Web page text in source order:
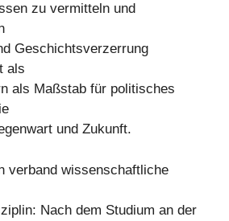
zu vermitteln und
Geschichtsverzerrung
als
als Maßstab für politisches
und Zukunft.
verband wissenschaftliche
Nach dem Studium an der